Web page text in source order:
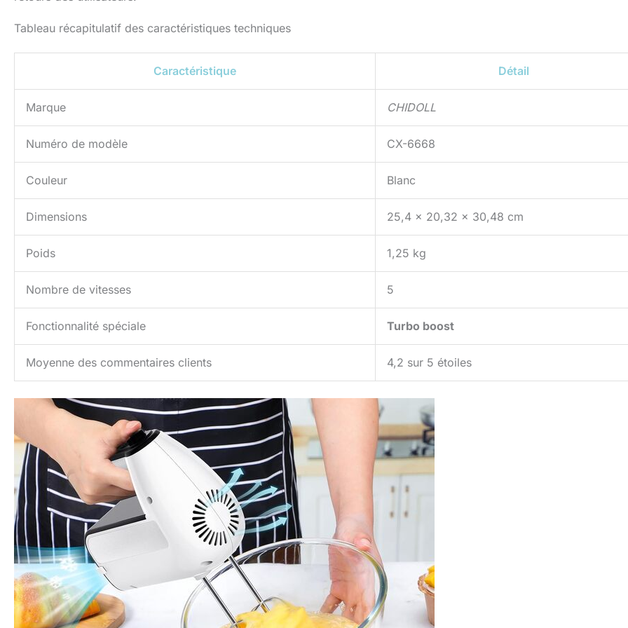
Tableau récapitulatif des caractéristiques techniques
Caractéristique Détail
Marque CHIDOLL
Numéro de modèle CX-6668
Couleur Blanc
Dimensions 25,4 x 20,32 x 30,48 cm
Poids 1,25 kg
Nombre de vitesses 5
Fonctionnalité spéciale Turbo boost
Moyenne des commentaires clients 4,2 sur 5 étoiles